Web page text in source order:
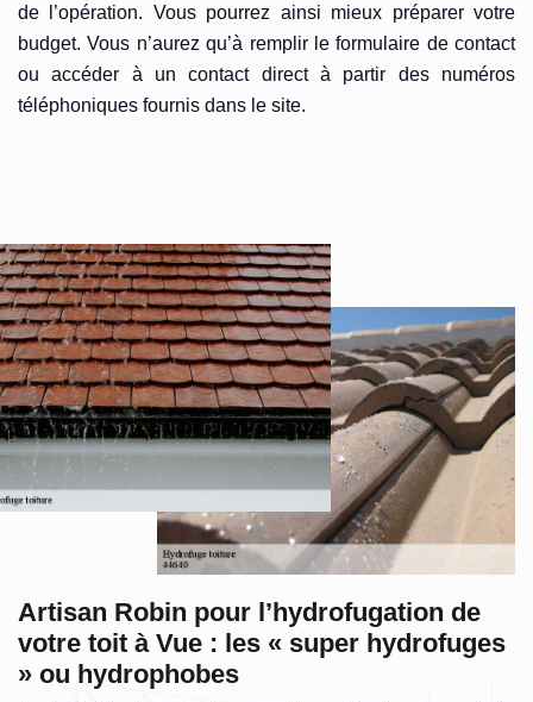
de l’opération. Vous pourrez ainsi mieux préparer votre
budget. Vous n’aurez qu’à remplir le formulaire de contact
ou accéder à un contact direct à partir des numéros
téléphoniques fournis dans le site.
Artisan Robin pour l’hydrofugation de
votre toit à Vue : les « super hydrofuges
» ou hydrophobes